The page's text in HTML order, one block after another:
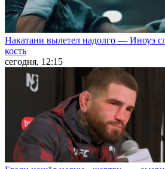
Накатани вылетел надолго — Иноуэ
кость
сегодня, 12:15